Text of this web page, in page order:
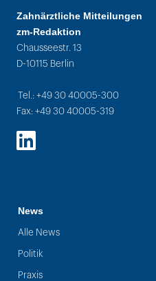
Zahnärztliche Mitteilungen
zm-Redaktion
Chausseestr. 13
D-10115 Berlin
Tel.: +49 30 40005-300
Fax: +49 30 40005-319
LinkedIn
News
Alle News
Politik
Praxis